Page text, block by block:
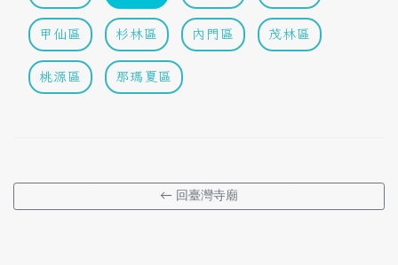
甲仙區 杉林區 內門區 茂林區
桃源區 那瑪夏區
← 回臺灣寺廟